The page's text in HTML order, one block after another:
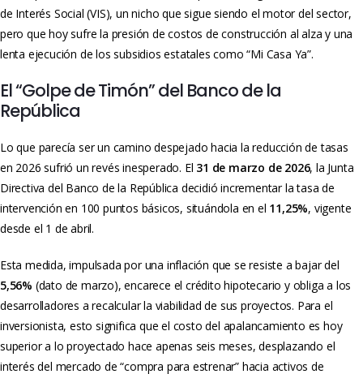
de Interés Social (VIS), un nicho que sigue siendo el motor del sector,
pero que hoy sufre la presión de costos de construcción al alza y una
lenta ejecución de los subsidios estatales como “Mi Casa Ya”.
El “Golpe de Timón” del Banco de la
República
Lo que parecía ser un camino despejado hacia la reducción de tasas
en 2026 sufrió un revés inesperado. El 31 de marzo de 2026, la Junta
Directiva del Banco de la República decidió incrementar la tasa de
intervención en 100 puntos básicos, situándola en el 11,25%, vigente
desde el 1 de abril.
Esta medida, impulsada por una inflación que se resiste a bajar del
5,56% (dato de marzo), encarece el crédito hipotecario y obliga a los
desarrolladores a recalcular la viabilidad de sus proyectos. Para el
inversionista, esto significa que el costo del apalancamiento es hoy
superior a lo proyectado hace apenas seis meses, desplazando el
interés del mercado de “compra para estrenar” hacia activos de